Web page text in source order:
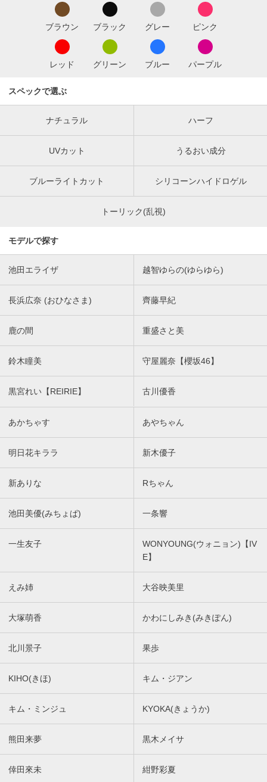
ブラウン ブラック グレー ピンク
レッド グリーン ブルー パープル
スペックで選ぶ
ナチュラル ハーフ
UVカット うるおい成分
ブルーライトカット シリコーンハイドロゲル
トーリック(乱視)
モデルで探す
池田エライザ 越智ゆらの(ゆらゆら)
長浜広奈 (おひなさま) 齊藤早紀
鹿の間 重盛さと美
鈴木瞳美 守屋麗奈【櫻坂46】
黒宮れい【REIRIE】 古川優香
あかちゃす あやちゃん
明日花キララ 新木優子
新ありな Rちゃん
池田美優(みちょぱ) 一条響
一生友子
WONYOUNG(ウォニョン)【IV
E】
えみ姉 大谷映美里
大塚萌香 かわにしみき(みきぽん)
北川景子 果歩
KIHO(きほ) キム・ジアン
キム・ミンジュ KYOKA(きょうか)
熊田来夢 黒木メイサ
倖田來未 紺野彩夏